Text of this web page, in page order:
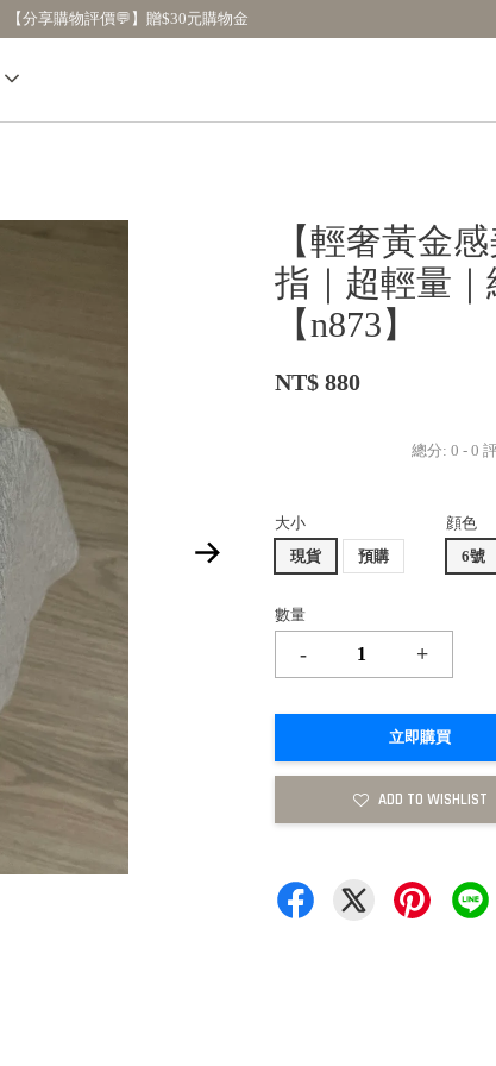
【分享購物評價💬】贈$30元購物金
【輕奢黃金
指｜超輕量
【n873】
NT$ 880
總分:0 -0
大小
現貨
預購
顔色
6號
數量
- +
立即購買
ADD TO WISHLIST